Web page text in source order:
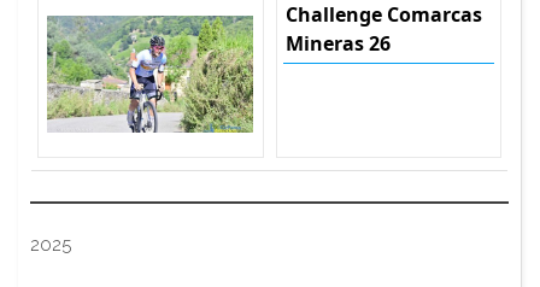
Challenge Comarcas
Mineras 26
2025